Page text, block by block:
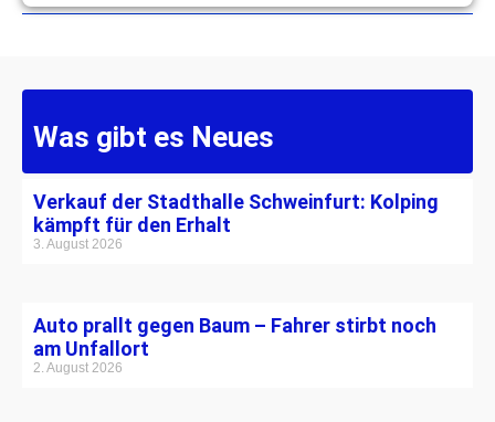
Was gibt es Neues
Verkauf der Stadthalle Schweinfurt: Kolping
kämpft für den Erhalt
3. August 2026
Auto prallt gegen Baum – Fahrer stirbt noch
am Unfallort
2. August 2026